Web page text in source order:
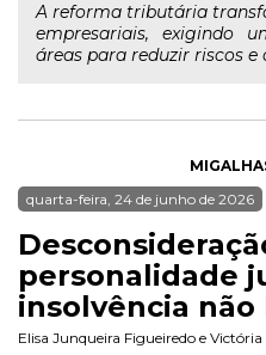
A reforma tributária
empresariais, exigindo
áreas para reduzir riscos
quarta-feira, 24 de junho de 2026
personalidade
insolvência não
Elisa Junqueira Figueiredo e Victória